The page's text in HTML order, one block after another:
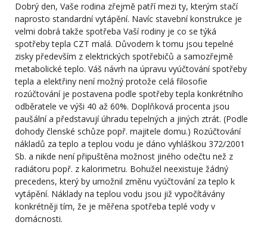
Dobrý den, Vaše rodina zřejmě patří mezi ty, kterým stačí
naprosto standardní vytápění. Navíc stavební konstrukce je
velmi dobrá takže spotřeba Vaší rodiny je co se týká
spotřeby tepla CZT malá. Důvodem k tomu jsou tepelné
zisky především z elektrických spotřebičů a samozřejmě
metabolické teplo. Váš návrh na úpravu vyúčtování spotřeby
tepla a elektřiny není možný protože celá filosofie
rozúčtování je postavena podle spotřeby tepla konkrétního
odběratele ve výši 40 až 60%. Doplňková procenta jsou
paušální a představují úhradu tepelných a jiných ztrát. (Podle
dohody členské schůze popř. majitele domu.) Rozúčtování
nákladů za teplo a teplou vodu je dáno vyhláškou 372/2001
Sb. a nikde není připuštěna možnost jiného odečtu než z
radiátoru popř. z kalorimetru. Bohužel neexistuje žádný
precedens, který by umožnil změnu vyúčtování za teplo k
vytápění. Náklady na teplou vodu jsou již vypočítávány
konkrétněji tím, že je měřena spotřeba teplé vody v
domácnosti.